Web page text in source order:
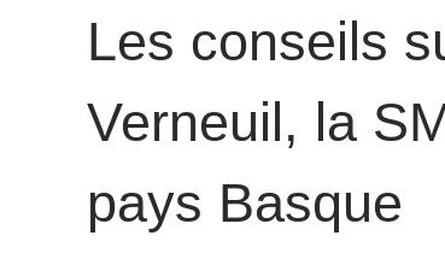
Les conseils
Verneuil, la
pays Basque